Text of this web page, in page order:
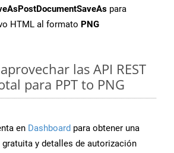
para
HTML al formato PNG
las API REST
para PPT to PNG
en Dashboard para obtener una
gratuita y detalles de autorización